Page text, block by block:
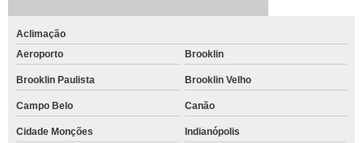
Aclimação
Aeroporto
Brooklin
Brooklin Paulista Brooklin Velho
Campo Belo Canão
Cidade Monções Indianópolis